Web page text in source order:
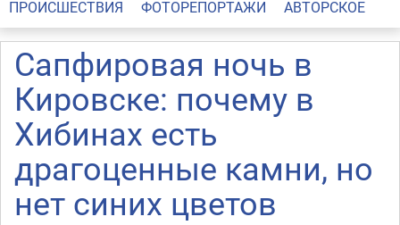
ПРОИСШЕСТВИЯ
ФОТОРЕПОРТАЖИ АВТОРСКОЕ
Сапфировая ночь в
Кировске: почему в
Хибинах есть
драгоценные камни, но
нет синих цветов